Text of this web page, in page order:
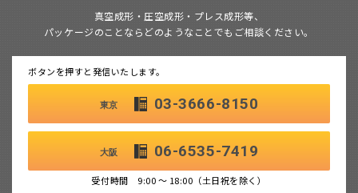
真空成形・圧空成形・プレス成形等、
パッケージのことならどのようなことでもご相談ください。
ボタンを押すと発信いたします。
東京 03-3666-8150
大阪 06-6535-7419
受付時間 9:00 ～ 18:00（土日祝を除く）